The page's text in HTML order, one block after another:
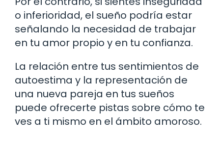
o inferioridad, el sueño podría estar
señalando la necesidad de trabajar
en tu amor propio y en tu confianza.
La relación entre tus sentimientos de
autoestima y la representación de
una nueva pareja en tus sueños
puede ofrecerte pistas sobre cómo te
ves a ti mismo en el ámbito amoroso.